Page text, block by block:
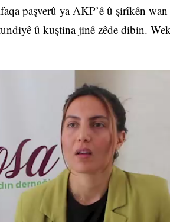
paşverû ya AKP’ê û şirîkên
û kuştina jinê zêde dibin.